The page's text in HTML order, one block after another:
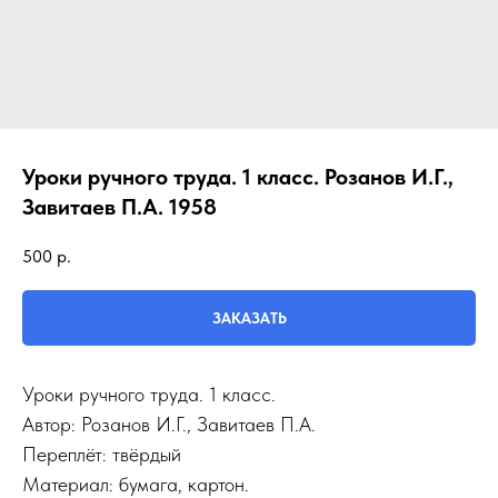
Уроки ручного труда. 1 класс. Розанов И.Г.,
Завитаев П.А. 1958
500 р.
ЗАКАЗАТЬ
Уроки ручного труда. 1 класс.
Автор: Розанов И.Г., Завитаев П.А.
Переплёт: твёрдый
Материал: бумага, картон.